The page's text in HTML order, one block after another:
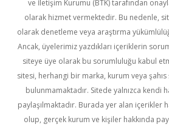
ve İletişim Kurumu (BTK) tarafından
olarak hizmet vermektedir. Bu nedenle,
olarak denetleme veya araştırma
Ancak, üyelerimiz yazdıkları içeriklerin
siteye üye olarak bu sorumluluğu kabul
sitesi, herhangi bir marka, kurum veya
bulunmamaktadır. Sitede yalnızca kendi
paylaşılmaktadır. Burada yer alan içerikler
olup, gerçek kurum ve kişiler hakkında